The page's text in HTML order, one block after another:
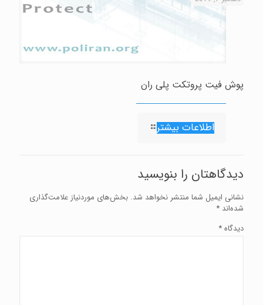
پوش فیت پروتکت پلی ران
اطلاعات بیشتر
دیدگاهتان را بنویسید
نشانی ایمیل شما منتشر نخواهد شد. بخش‌های موردنیاز علامت‌گذاری
شده‌اند *
دیدگاه*